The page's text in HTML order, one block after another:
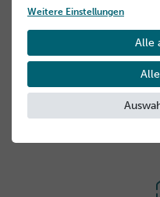
Citric Acid, Sodium
Domaine des
Argens, Frankreich
info@thalgo.com
Rezensionen werden
Weitere Einstellungen
Alle